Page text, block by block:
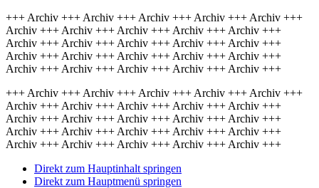
+++ Archiv +++ Archiv +++ Archiv +++ Archiv +++ Archiv +++
Archiv +++ Archiv +++ Archiv +++ Archiv +++ Archiv +++
Archiv +++ Archiv +++ Archiv +++ Archiv +++ Archiv +++
Archiv +++ Archiv +++ Archiv +++ Archiv +++ Archiv +++
Archiv +++ Archiv +++ Archiv +++ Archiv +++ Archiv +++
+++ Archiv +++ Archiv +++ Archiv +++ Archiv +++ Archiv +++
Archiv +++ Archiv +++ Archiv +++ Archiv +++ Archiv +++
Archiv +++ Archiv +++ Archiv +++ Archiv +++ Archiv +++
Archiv +++ Archiv +++ Archiv +++ Archiv +++ Archiv +++
Archiv +++ Archiv +++ Archiv +++ Archiv +++ Archiv +++
Direkt zum Hauptinhalt springen
Direkt zum Hauptmenü springen